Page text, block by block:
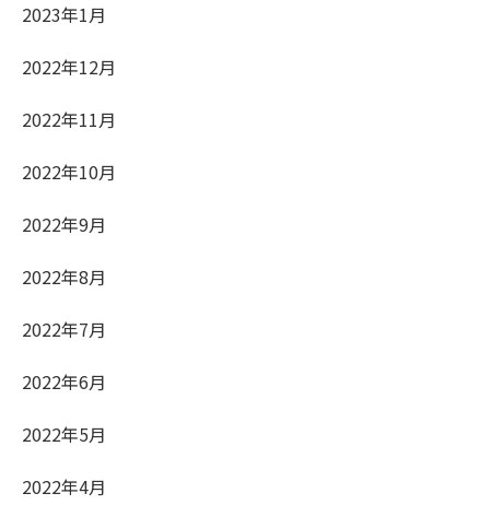
2023年1月
2022年12月
2022年11月
2022年10月
2022年9月
2022年8月
2022年7月
2022年6月
2022年5月
2022年4月